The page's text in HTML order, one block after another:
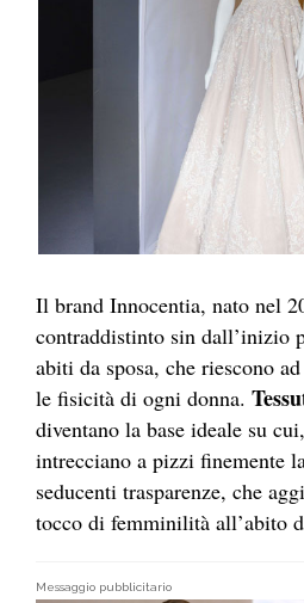
Il brand Innocentia, nato nel
contraddistinto sin dall’inizio
abiti da sposa, che riescono
le fisicità di ogni donna.
diventano la base ideale su
intrecciano a pizzi finemente
seducenti trasparenze, che
tocco di femminilità all’abito
Messaggio pubblicitario